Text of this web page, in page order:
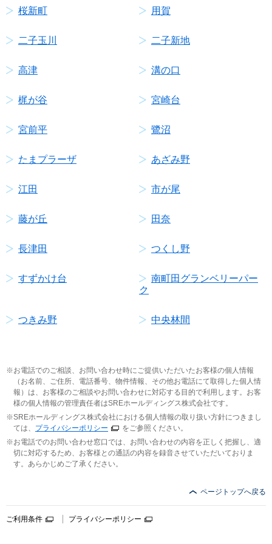
桜新町 用賀
二子玉川 二子新地
高津 溝の口
梶が谷 宮崎台
宮前平 鷺沼
たまプラーザ あざみ野
江田 市が尾
藤が丘 田奈
長津田 つくし野
すずかけ台
南町田グランベリーパー
ク
つきみ野 中央林間
お電話でのご相談、お問い合わせ時にご提供いただいたお客様の個人情報
（お名前、ご住所、電話番号、物件情報、その他お電話にて取得した個人情
報）は、お客様のご相談やお問い合わせに対応する目的で利用します。お客
様の個人情報の管理責任者はSREホールディングス株式会社です。
SREホールディングス株式会社における個人情報の取り扱い方針につきまし
ては、 プライバシーポリシー
をご参照ください。
お電話でのお問い合わせ窓口では、お問い合わせの内容を正しく把握し、適
切に対応するため、お客様との通話の内容を録音させていただいておりま
す。あらかじめご了承ください。
ページトップへ戻る
ご利用条件 プライバシーポリシー